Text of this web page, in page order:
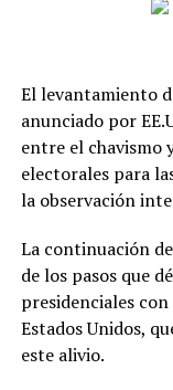
El levantamiento
anunciado por
entre el chavismo
electorales para
la observación
La continuación
de los pasos que
presidenciales
Estados Unidos,
este alivio.